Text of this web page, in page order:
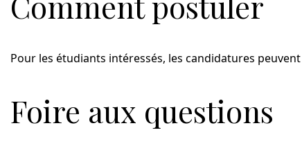
Pour les étudiants intéressés, les candidatures
Foire aux questions